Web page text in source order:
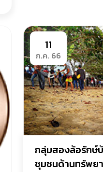
11
ก.ค. 66
กลุ่มสองล้อรักษ์
ชุมชนด้านทรัพย